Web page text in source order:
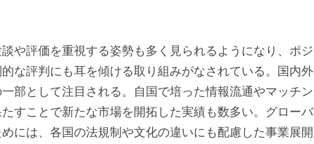
や評価を重視する姿勢も多く見られるようになり、ポジ
な評判にも耳を傾ける取り組みがなされている。国内外
部として注目される。自国で培った情報流通やマッチン
すことで新たな市場を開拓した実績も数多い。グローバ
には、各国の法規制や文化の違いにも配慮した事業展開